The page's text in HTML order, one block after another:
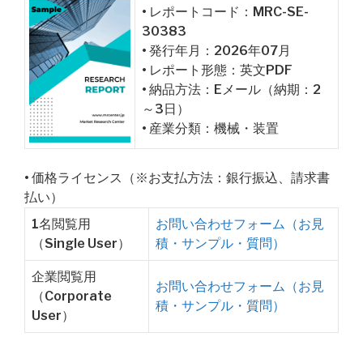
• レポートコード：MRC-SE-
30383
• 発行年月：2026年07月
• レポート形態：英文PDF
• 納品方法：Eメール（納期：2
～3日）
• 産業分類：機械・装置
• 価格ライセンス（※お支払方法：銀行振込、請求書
払い）
1名閲覧用
（Single User）
お問い合わせフォーム（お見
積・サンプル・質問）
企業閲覧用
（Corporate
User）
お問い合わせフォーム（お見
積・サンプル・質問）